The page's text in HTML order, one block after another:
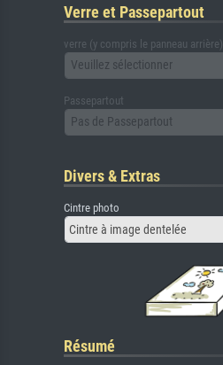
Verre et Passepartout
verre (y compris le panneau arrière)
Veuillez sélectionner
Passepartout
Pas de Passepartout
Divers & Extras
Cintre photo
Cintre à image dentelée
Résumé